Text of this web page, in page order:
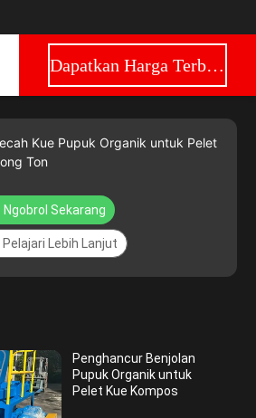
Dapatkan Harga Terbaik
Kue Pupuk Organik untuk Pelet
Ton
Ngobrol Sekarang
Pelajari Lebih Lanjut
Penghancur Benjolan
Pupuk Organik untuk
Pelet Kue Kompos